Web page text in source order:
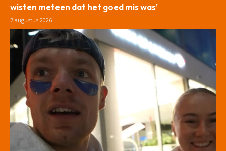
wisten meteen dat het goed mis was’
7 augustus 2026